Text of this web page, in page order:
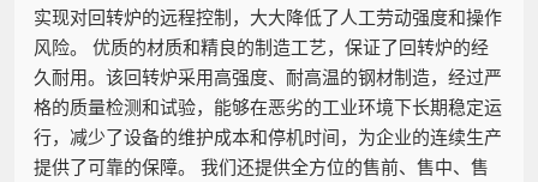
实现对回转炉的远程控制，大大降低了人工劳动强度和操作
风险。 优质的材质和精良的制造工艺，保证了回转炉的经
久耐用。该回转炉采用高强度、耐高温的钢材制造，经过严
格的质量检测和试验，能够在恶劣的工业环境下长期稳定运
行，减少了设备的维护成本和停机时间，为企业的连续生产
提供了可靠的保障。 我们还提供全方位的售前、售中、售